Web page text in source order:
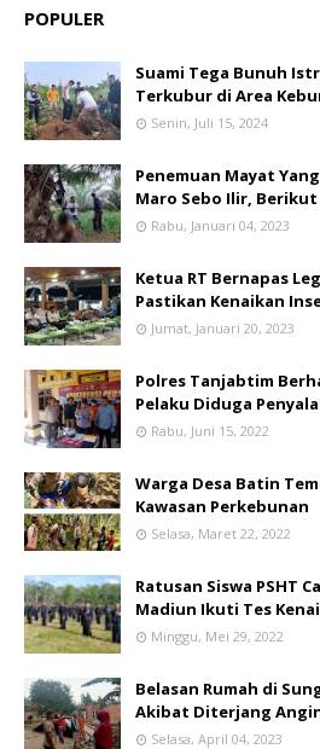
POPULER
Suami Tega Bunuh
Terkubur di Area
Senin, Juli 15, 2024
Penemuan Mayat
Maro Sebo Ilir,
Rabu, Januari 04, 2023
Ketua RT Bernapas
Pastikan Kenaikan
Jumat, Januari 20, 2023
Polres Tanjabtim
Pelaku Diduga
Rabu, Juni 15, 2022
Warga Desa Batin
Kawasan Perkebunan
Selasa, Maret 22, 2022
Ratusan Siswa PSHT
Madiun Ikuti Tes
Minggu, Mei 29, 2022
Belasan Rumah di
Akibat Diterjang
Selasa, April 04, 2023